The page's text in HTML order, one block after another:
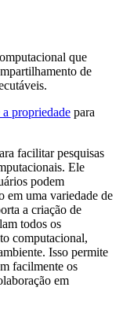
que
de
propriedade para
facilitar pesquisas
Ele
podem
em uma variedade de
a criação de
todos os
computacional,
Isso permite
facilmente os
em